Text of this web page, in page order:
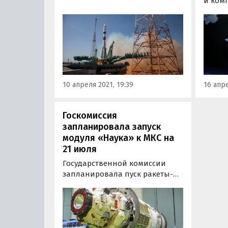
кораблем «Ю. А. Гагарин»
(«Союз МС-18») и новым
экипажем на борту. Об этом
портал «Где и Что» узнал в
пресс-службе Роскосмоса.
10 апреля 2021, 19:39 16
Госкомиссия
запланировала запуск
модуля «Наука» к МКС на
21 июля
Государственной комиссии
запланировала пуск ракеты-
модулем «Наука» к
Международной космической
станции (МКС) на 21 июля. Об